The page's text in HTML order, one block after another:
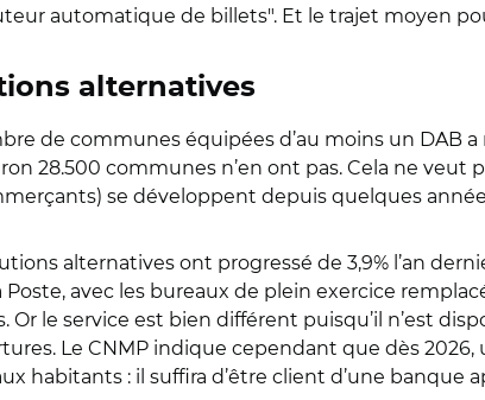
automatique de billets". Et le trajet moyen
alternatives
de communes équipées d’au moins un DAB
28.500 communes n’en ont pas. Cela ne veut
se développent depuis quelques
alternatives ont progressé de 3,9% l’an
Poste, avec les bureaux de plein exercice
Or le service est bien différent puisqu’il n’est
Le CNMP indique cependant que dès
habitants : il suffira d’être client d’une banque